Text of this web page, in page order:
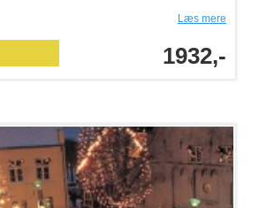
Læs mere
1932,-